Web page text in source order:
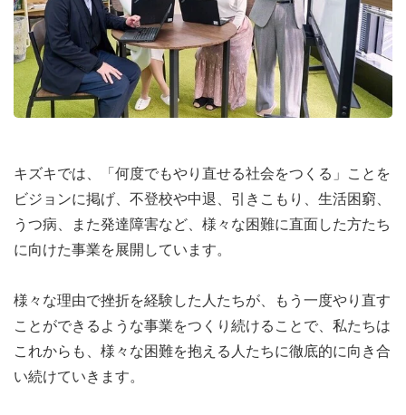
キズキでは、「何度でもやり直せる社会をつくる」ことを
ビジョンに掲げ、不登校や中退、引きこもり、生活困窮、
うつ病、また発達障害など、様々な困難に直面した方たち
に向けた事業を展開しています。
様々な理由で挫折を経験した人たちが、もう一度やり直す
ことができるような事業をつくり続けることで、私たちは
これからも、様々な困難を抱える人たちに徹底的に向き合
い続けていきます。